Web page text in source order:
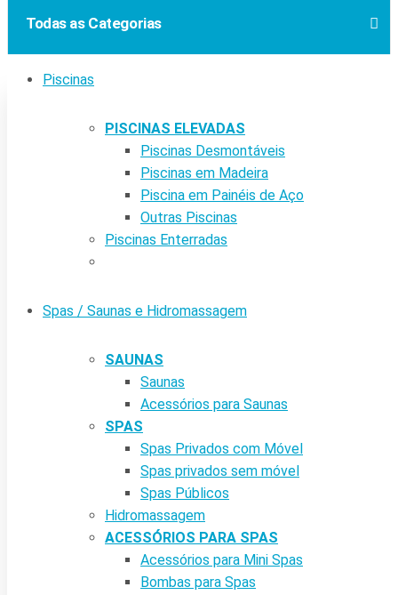
Todas as Categorias
Piscinas
PISCINAS ELEVADAS
Piscinas Desmontáveis
Piscinas em Madeira
Piscina em Painéis de Aço
Outras Piscinas
Piscinas Enterradas
Spas / Saunas e Hidromassagem
SAUNAS
Saunas
Acessórios para Saunas
SPAS
Spas Privados com Móvel
Spas privados sem móvel
Spas Públicos
Hidromassagem
ACESSÓRIOS PARA SPAS
Acessórios para Mini Spas
Bombas para Spas